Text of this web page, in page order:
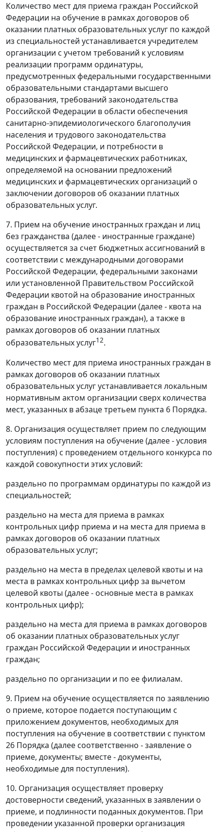
Количество мест для приема граждан Российской
Федерации на обучение в рамках договоров об
оказании платных образовательных услуг по каждой
из специальностей устанавливается учредителем
организации с учетом требований к условиям
реализации программ ординатуры,
предусмотренных федеральными государственными
образовательными стандартами высшего
образования, требований законодательства
Российской Федерации в области обеспечения
санитарно-эпидемиологического благополучия
населения и трудового законодательства
Российской Федерации, и потребности в
медицинских и фармацевтических работниках,
определяемой на основании предложений
медицинских и фармацевтических организаций о
заключении договоров об оказании платных
образовательных услуг.
7. Прием на обучение иностранных граждан и лиц
без гражданства (далее - иностранные граждане)
осуществляется за счет бюджетных ассигнований в
соответствии с международными договорами
Российской Федерации, федеральными законами
или установленной Правительством Российской
Федерации квотой на образование иностранных
граждан в Российской Федерации (далее - квота на
образование иностранных граждан), а также в
рамках договоров об оказании платных
образовательных услуг12.
Количество мест для приема иностранных граждан в
рамках договоров об оказании платных
образовательных услуг устанавливается локальным
нормативным актом организации сверх количества
мест, указанных в абзаце третьем пункта 6 Порядка.
8. Организация осуществляет прием по следующим
условиям поступления на обучение (далее - условия
поступления) с проведением отдельного конкурса по
каждой совокупности этих условий:
раздельно по программам ординатуры по каждой из
специальностей;
раздельно на места для приема в рамках
контрольных цифр приема и на места для приема в
рамках договоров об оказании платных
образовательных услуг;
раздельно на места в пределах целевой квоты и на
места в рамках контрольных цифр за вычетом
целевой квоты (далее - основные места в рамках
контрольных цифр);
раздельно на места для приема в рамках договоров
об оказании платных образовательных услуг
граждан Российской Федерации и иностранных
граждан;
раздельно по организации и по ее филиалам.
9. Прием на обучение осуществляется по заявлению
о приеме, которое подается поступающим с
приложением документов, необходимых для
поступления на обучение в соответствии с пунктом
26 Порядка (далее соответственно - заявление о
приеме, документы; вместе - документы,
необходимые для поступления).
10. Организация осуществляет проверку
достоверности сведений, указанных в заявлении о
приеме, и подлинности поданных документов. При
проведении указанной проверки организация